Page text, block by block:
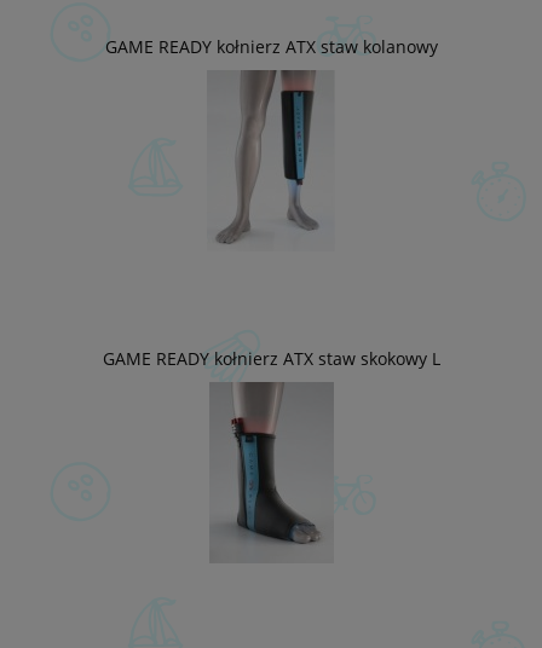
GAME READY kołnierz ATX staw kolanowy
GAME READY kołnierz ATX staw skokowy L